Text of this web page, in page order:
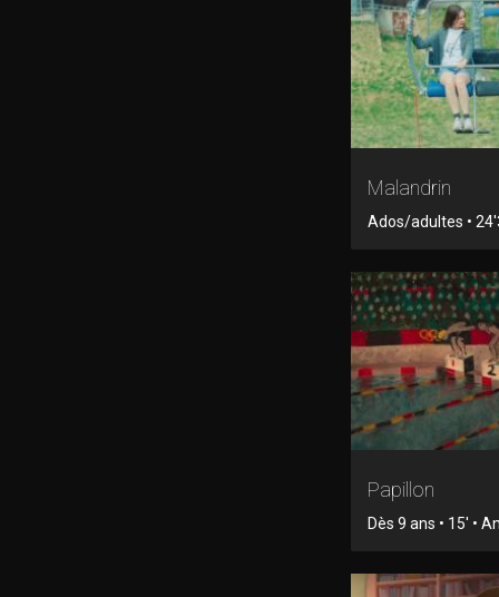
Malandrin
Ados/adultes •
Papillon
Dès 9 ans • 15' •